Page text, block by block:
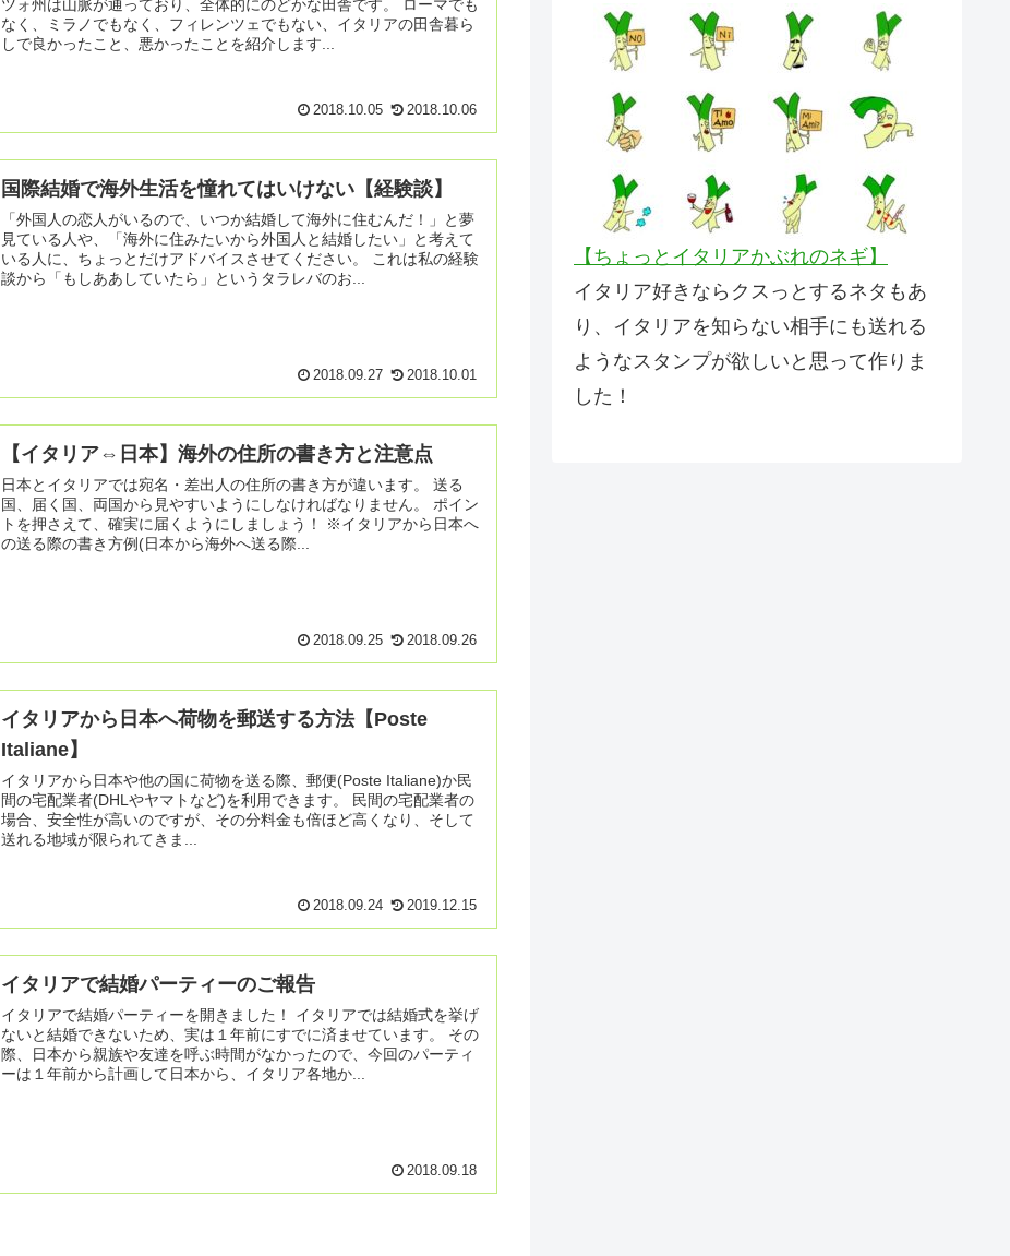
ツォ州は山脈が通っており、全体的にのどかな田舎です。 ローマでも
なく、ミラノでもなく、フィレンツェでもない、イタリアの田舎暮ら
しで良かったこと、悪かったことを紹介します...
2018.10.05 2018.10.06
国際結婚で海外生活を憧れてはいけない【経験談】
「外国人の恋人がいるので、いつか結婚して海外に住むんだ！」と夢
見ている人や、「海外に住みたいから外国人と結婚したい」と考えて
いる人に、ちょっとだけアドバイスさせてください。 これは私の経験
談から「もしああしていたら」というタラレバのお...
2018.09.27 2018.10.01
【イタリア⇔日本】海外の住所の書き方と注意点
日本とイタリアでは宛名・差出人の住所の書き方が違います。 送る
国、届く国、両国から見やすいようにしなければなりません。 ポイン
トを押さえて、確実に届くようにしましょう！ ※イタリアから日本へ
の送る際の書き方例(日本から海外へ送る際...
2018.09.25 2018.09.26
イタリアから日本へ荷物を郵送する方法【Poste
Italiane】
イタリアから日本や他の国に荷物を送る際、郵便(Poste Italiane)か民
間の宅配業者(DHLやヤマトなど)を利用できます。 民間の宅配業者の
場合、安全性が高いのですが、その分料金も倍ほど高くなり、そして
送れる地域が限られてきま...
2018.09.24 2019.12.15
イタリアで結婚パーティーのご報告
イタリアで結婚パーティーを開きました！ イタリアでは結婚式を挙げ
ないと結婚できないため、実は１年前にすでに済ませています。 その
際、日本から親族や友達を呼ぶ時間がなかったので、今回のパーティ
ーは１年前から計画して日本から、イタリア各地か...
2018.09.18
【ちょっとイタリアかぶれのネギ】
イタリア好きならクスっとするネタもあ
り、イタリアを知らない相手にも送れる
ようなスタンプが欲しいと思って作りま
した！